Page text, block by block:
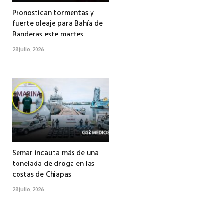
Pronostican tormentas y
fuerte oleaje para Bahía de
Banderas este martes
28 julio, 2026
Semar incauta más de una
tonelada de droga en las
costas de Chiapas
28 julio, 2026